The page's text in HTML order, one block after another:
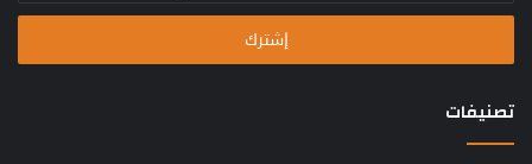
الإلكتروني
تصنيفات